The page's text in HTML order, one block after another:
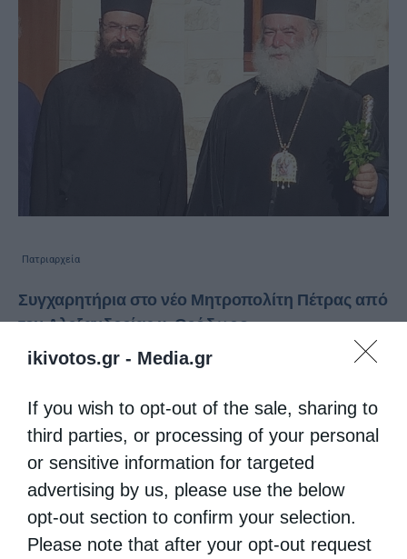
ikivotos.gr - Media.gr
If you wish to opt-out of the sale, sharing to
third parties, or processing of your personal
or sensitive information for targeted
advertising by us, please use the below
opt-out section to confirm your selection.
Please note that after your opt-out request
Πατριαρχεία
Συγχαρητήρια στο νέο Μητροπολίτη Πέτρας από
τον Αλεξανδρείας κ. Θεόδωρο
απόkivotos 9 Δεκεμβρίου 2015
Πατριαρχείο Αλεξανδρείας, ο Πατριάρχης κ.
Θεόδωρος απέστειλε συγχαρητήρια στον
νεοεκλεγέντα Μητροπολίτη Πέτρας και
Χερρονήσου στην Κρήτη κ. Γεράσιμο, τον